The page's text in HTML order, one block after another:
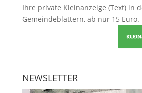
Ihre private Kleinanzeige (Text) in
Gemeindeblättern, ab nur 15 Euro.
NEWSLETTER